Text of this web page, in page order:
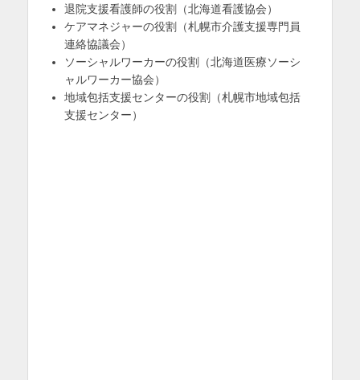
退院支援看護師の役割（北海道看護協会）
ケアマネジャーの役割（札幌市介護支援専門員
連絡協議会）
ソーシャルワーカーの役割（北海道医療ソーシ
ャルワーカー協会）
地域包括支援センターの役割（札幌市地域包括
支援センター）